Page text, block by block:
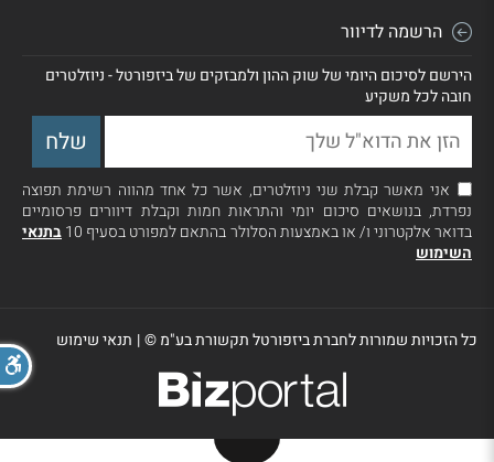
הרשמה לדיוור
הירשם לסיכום היומי של שוק ההון ולמבזקים של ביזפורטל - ניוזלטרים
חובה לכל משקיע
אני מאשר קבלת שני ניוזלטרים, אשר כל אחד מהווה רשימת תפוצה
נפרדת, בנושאים סיכום יומי והתראות חמות וקבלת דיוורים פרסומיים
בדואר אלקטרוני ו/ או באמצעות הסלולר בהתאם למפורט בסעיף 10
בתנאי
השימוש
כל הזכויות שמורות לחברת ביזפורטל תקשורת בע"מ ©| תנאי שימוש